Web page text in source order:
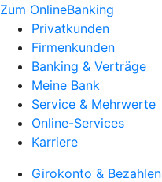
Zum OnlineBanking
Privatkunden
Firmenkunden
Banking & Verträge
Meine Bank
Service & Mehrwerte
Online-Services
Karriere
Girokonto & Bezahlen